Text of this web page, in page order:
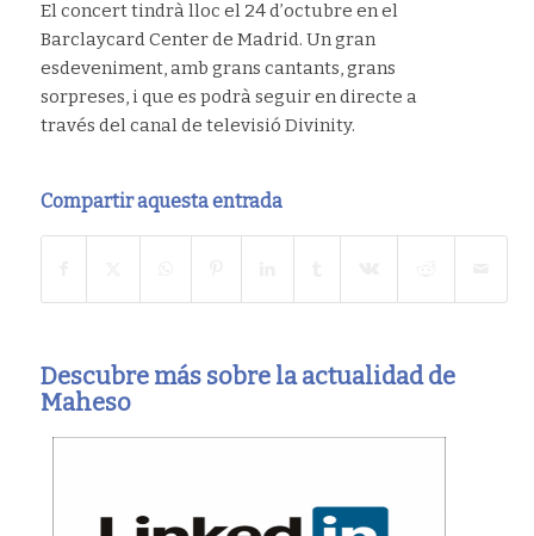
El concert tindrà lloc el 24 d’octubre en el
Barclaycard Center de Madrid. Un gran
esdeveniment, amb grans cantants, grans
sorpreses, i que es podrà seguir en directe a
través del canal de televisió Divinity.
Compartir aquesta entrada
Descubre más sobre la actualidad de
Maheso